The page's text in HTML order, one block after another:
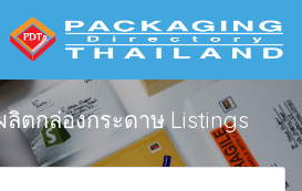
ลิตกล่องกระดาษListings